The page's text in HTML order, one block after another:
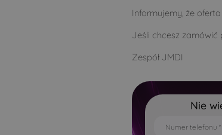
Informujemy, że
Jeśli chcesz zamówić
Zespół JMDI
Nie